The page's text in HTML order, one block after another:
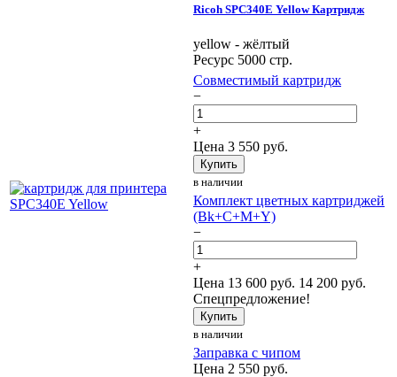
Ricoh SPC340E Yellow Картридж
yellow - жёлтый
Ресурс 5000 стр.
Совместимый картридж
−
+
Цена 3 550 руб.
Купить
в наличии
Комплект цветных картриджей
(Bk+C+M+Y)
−
+
Цена 13 600 руб. 14 200 руб.
Спецпредложение!
Купить
в наличии
Заправка с чипом
Цена 2 550 руб.